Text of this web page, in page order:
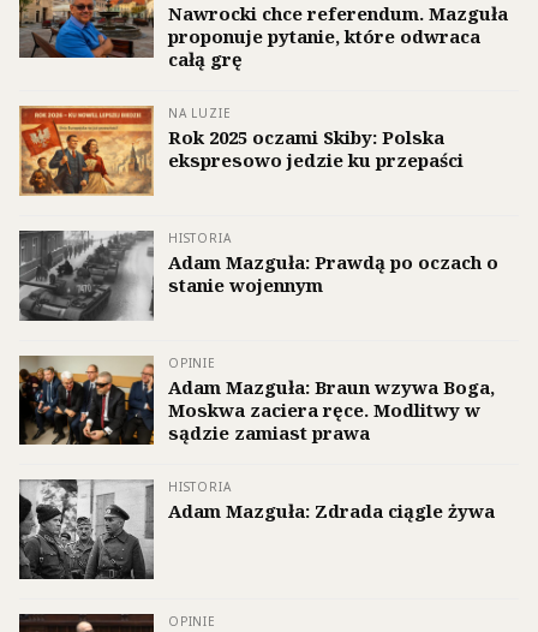
Nawrocki chce referendum. Mazguła
proponuje pytanie, które odwraca
całą grę
NA LUZIE
Rok 2025 oczami Skiby: Polska
ekspresowo jedzie ku przepaści
HISTORIA
Adam Mazguła: Prawdą po oczach o
stanie wojennym
OPINIE
Adam Mazguła: Braun wzywa Boga,
Moskwa zaciera ręce. Modlitwy w
sądzie zamiast prawa
HISTORIA
Adam Mazguła: Zdrada ciągle żywa
OPINIE